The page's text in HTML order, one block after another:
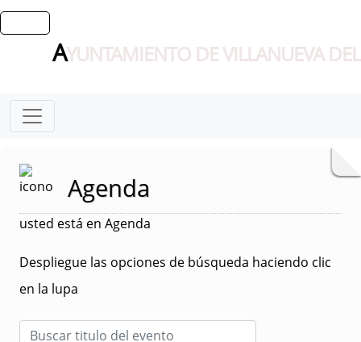
AYUNTAMIENTO DE VILLANUEVA
Agenda
usted está en Agenda
Despliegue las opciones de búsqueda haciendo clic
en la lupa